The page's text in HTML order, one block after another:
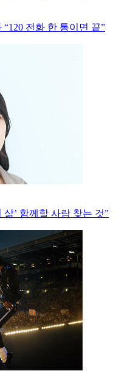
전화 한 통이면 끝”
삶’ 함께할 사람 찾는 것”